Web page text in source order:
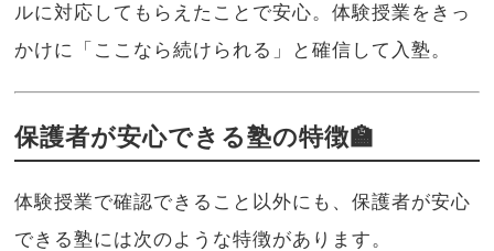
ルに対応してもらえたことで安心。体験授業をきっ
かけに「ここなら続けられる」と確信して入塾。
保護者が安心できる塾の特徴🏫
体験授業で確認できること以外にも、保護者が安心
できる塾には次のような特徴があります。